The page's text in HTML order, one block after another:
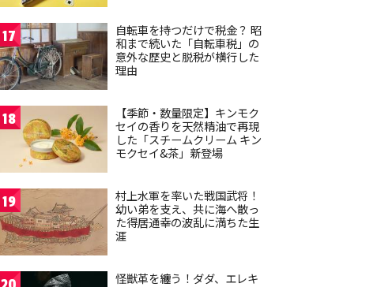
17
自転車を持つだけで税金？ 昭
和まで続いた「自転車税」の
意外な歴史と脱税が横行した
理由
18
【季節・数量限定】キンモク
セイの香りを天然精油で再現
した「スチームクリーム キン
モクセイ&茶」新登場
19
村上水軍を率いた戦国武将！
幼い弟を支え、共に海へ散っ
た得居通幸の波乱に満ちた生
涯
怪獣革を纏う！ダダ、エレキ